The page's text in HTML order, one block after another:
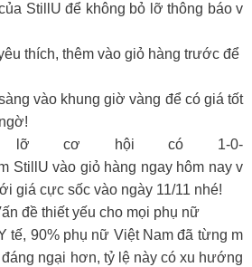
StillU để không bỏ lỡ thông báo v
thích, thêm vào giỏ hàng trước để
vào khung giờ vàng để có giá tốt
cơ hội có 1-0-
StillU vào giỏ hàng ngay hôm nay v
giá cực sốc vào ngày 11/11 nhé!
đề thiết yếu cho mọi phụ nữ
tế, 90% phụ nữ Việt Nam đã từng m
ngại hơn, tỷ lệ này có xu hướng